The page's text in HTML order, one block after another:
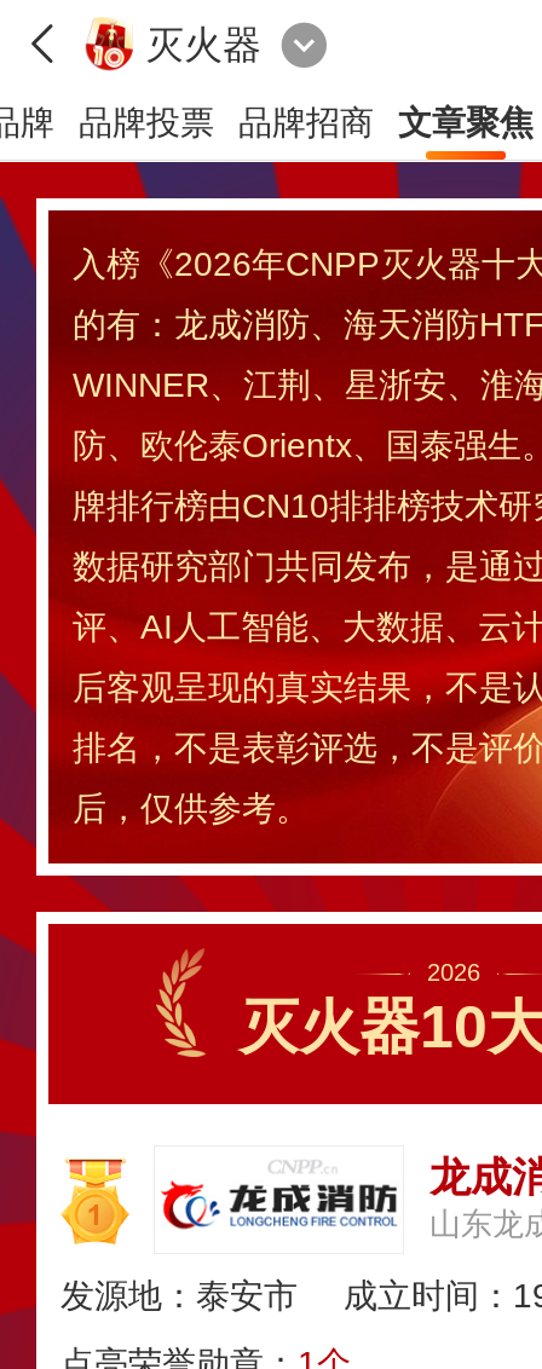
灭火器
牌 品牌投票 品牌招商 文章聚焦
入榜《2026年CNPP灭火器十
的有：龙成消防、海天消防
WINNER、江荆、星浙安、淮
防、欧伦泰Orientx、国泰强生
牌排行榜由CN10排排榜技术
数据研究部门共同发布，是通
评、AI人工智能、大数据、云
后客观呈现的真实结果，不是
排名，不是表彰评选，不是评
后，仅供参考。
2026
灭火器10
龙成
发源地：泰安市
成立时间：